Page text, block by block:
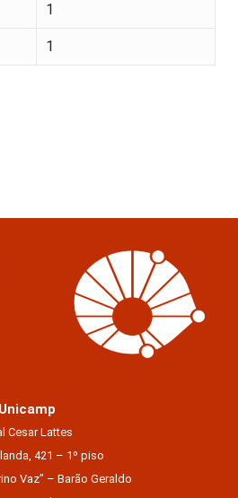
1
1
Cesar Lattes
421 – 1º piso
Vaz” – Barão Geraldo